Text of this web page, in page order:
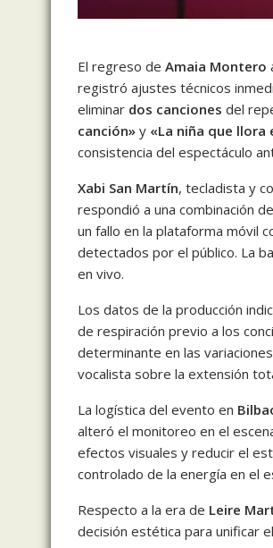
El regreso de Amaia Montero
registró ajustes técnicos
eliminar dos canciones del
canción» y «La niña que llora
consistencia del espectáculo
Xabi San Martín, tecladista y
respondió a una combinación
un fallo en la plataforma móvil
detectados por el público. La
en vivo.
Los datos de la producción
de respiración previo a los
determinante en las
vocalista sobre la extensión
La logística del evento en
alteró el monitoreo en el
efectos visuales y reducir el
controlado de la energía en el
Respecto a la era de Leire
decisión estética para unificar